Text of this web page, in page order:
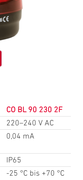
CO BL 90 230 2F
220–240 V AC
0,04 mA
IP65
-25 °C bis +70 °C